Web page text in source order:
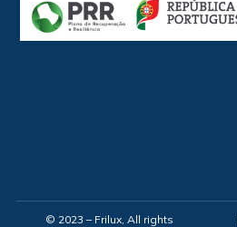
© 2023 – Frilux, All rights